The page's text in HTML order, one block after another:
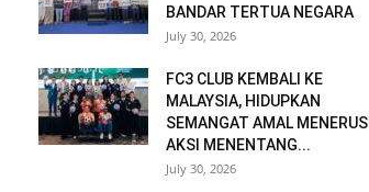
BANDAR TERTUA NEGARA
July 30, 2026
FC3 CLUB KEMBALI KE
MALAYSIA, HIDUPKAN
SEMANGAT AMAL MENERUSI
AKSI MENENTANG...
July 30, 2026